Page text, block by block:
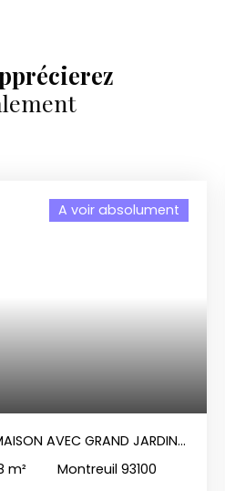
A voir absolument
AVEC GRAND JARDIN
m²
Montreuil 93100